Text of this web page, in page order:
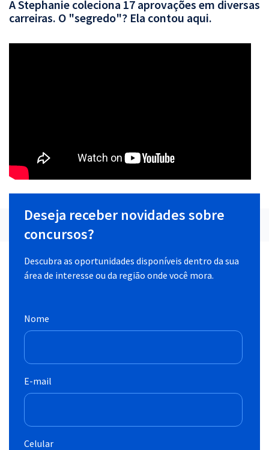
A Stephanie coleciona 17 aprovações em diversas
carreiras. O "segredo"? Ela contou aqui.
Deseja receber novidades sobre
concursos?
Descubra as oportunidades disponíveis dentro da sua
área de interesse ou da região onde você mora.
Nome
E-mail
Celular